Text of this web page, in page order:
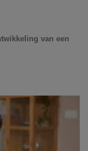
van een